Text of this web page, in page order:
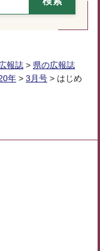
報誌 > 県の広報誌
年 > 3月号 > はじめ